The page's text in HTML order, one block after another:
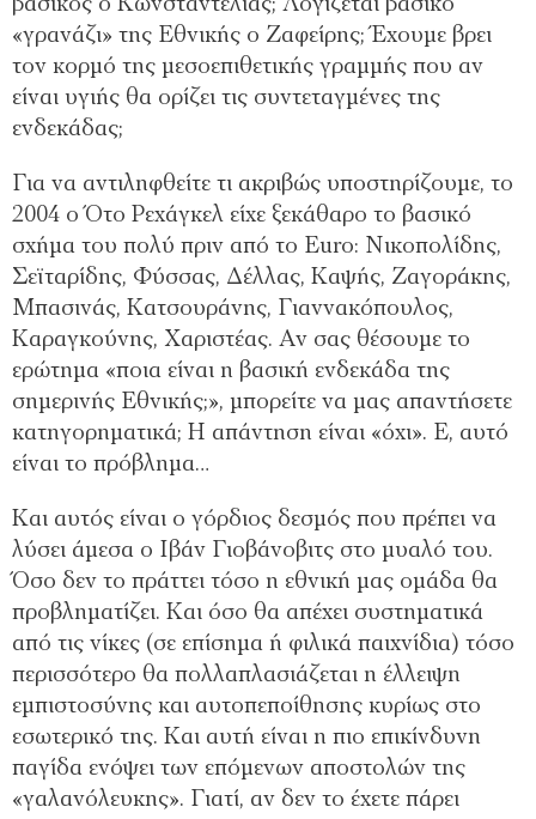
βασικός ο Κωνσταντέλιας; Λογίζεται βασικό
«γρανάζι» της Εθνικής ο Ζαφείρης; Έχουμε βρει
τον κορμό της μεσοεπιθετικής γραμμής που αν
είναι υγιής θα ορίζει τις συντεταγμένες της
ενδεκάδας;
Για να αντιληφθείτε τι ακριβώς υποστηρίζουμε, το
2004 ο Ότο Ρεχάγκελ είχε ξεκάθαρο το βασικό
σχήμα του πολύ πριν από το Euro: Νικοπολίδης,
Σεϊταρίδης, Φύσσας, Δέλλας, Καψής, Ζαγοράκης,
Μπασινάς, Κατσουράνης, Γιαννακόπουλος,
Καραγκούνης, Χαριστέας. Αν σας θέσουμε το
ερώτημα «ποια είναι η βασική ενδεκάδα της
σημερινής Εθνικής;», μπορείτε να μας απαντήσετε
κατηγορηματικά; Η απάντηση είναι «όχι». Ε, αυτό
είναι το πρόβλημα…
Και αυτός είναι ο γόρδιος δεσμός που πρέπει να
λύσει άμεσα ο Ιβάν Γιοβάνοβιτς στο μυαλό του.
Όσο δεν το πράττει τόσο η εθνική μας ομάδα θα
προβληματίζει. Και όσο θα απέχει συστηματικά
από τις νίκες (σε επίσημα ή φιλικά παιχνίδια) τόσο
περισσότερο θα πολλαπλασιάζεται η έλλειψη
εμπιστοσύνης και αυτοπεποίθησης κυρίως στο
εσωτερικό της. Και αυτή είναι η πιο επικίνδυνη
παγίδα ενόψει των επόμενων αποστολών της
«γαλανόλευκης». Γιατί, αν δεν το έχετε πάρει